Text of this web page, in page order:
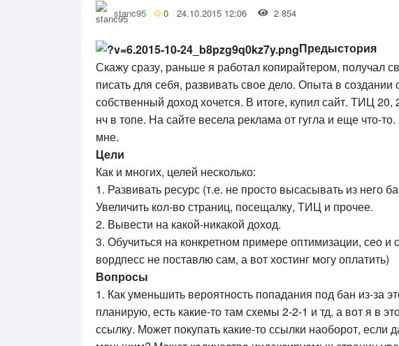
stanc95 0 24.10.2015 12:06 2 854
Предыстория
Скажу сразу, раньше я работал копирайтером, получал
писать для себя, развивать свое дело. Опыта в
собственный доход хочется. В итоге, купил сайт. ТИЦ
нч в топе. На сайте весела реклама от гугла и еще что-
мне.
Цели
Как и многих, целей несколько:
1. Развивать ресурс (т.е. не просто высасывать из него
Увеличить кол-во страниц, посещалку, ТИЦ и прочее.
2. Вывести на какой-никакой доход.
3. Обучиться на конкретном примере оптимизации, сео и
вордпесс не поставлю сам, а вот хостинг могу оплатить)
Вопросы
1. Как уменьшить вероятность попадания под бан из-за
планирую, есть какие-то там схемы 2-2-1 и тд, а вот я в
ссылку. Может покупать какие-то ссылки наоборот, если